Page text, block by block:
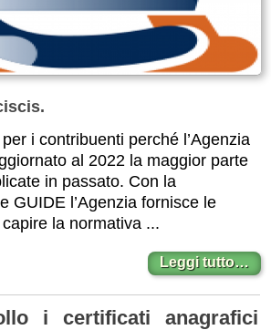
i contribuenti perché l’Agenzia
al 2022 la maggior parte
in passato. Con la
GUIDE l’Agenzia fornisce le
la normativa ...
Leggi tutto…
i certificati anagrafici